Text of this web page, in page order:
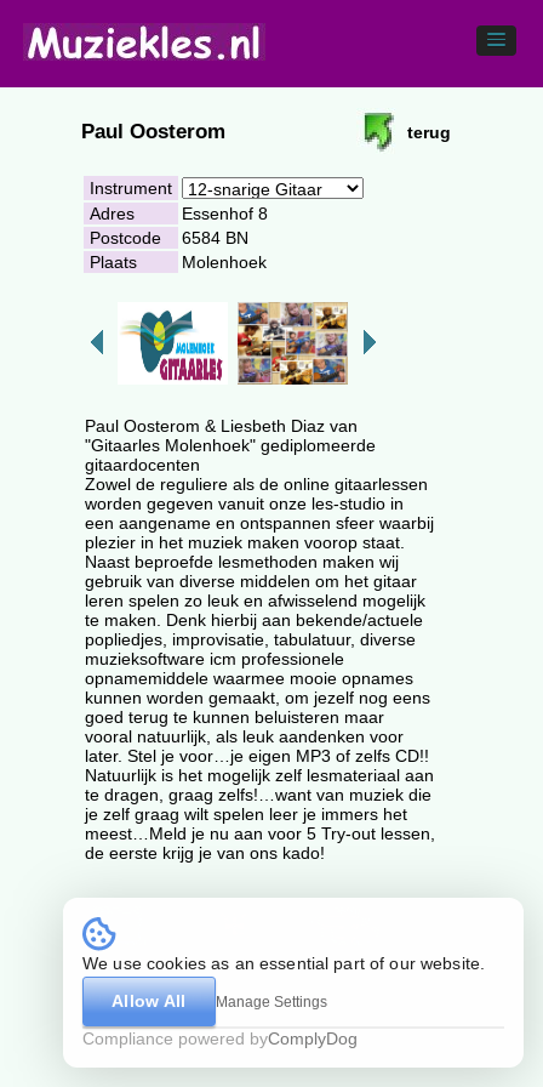
Paul Oosterom terug
Instrument
Adres
Essenhof 8
Postcode
6584 BN
Plaats
Molenhoek
Paul Oosterom & Liesbeth Diaz van
"Gitaarles Molenhoek" gediplomeerde
gitaardocenten
Zowel de reguliere als de online gitaarlessen
worden gegeven vanuit onze les-studio in
een aangename en ontspannen sfeer waarbij
plezier in het muziek maken voorop staat.
Naast beproefde lesmethoden maken wij
gebruik van diverse middelen om het gitaar
leren spelen zo leuk en afwisselend mogelijk
te maken. Denk hierbij aan bekende/actuele
popliedjes, improvisatie, tabulatuur, diverse
muzieksoftware icm professionele
opnamemiddele waarmee mooie opnames
kunnen worden gemaakt, om jezelf nog eens
goed terug te kunnen beluisteren maar
vooral natuurlijk, als leuk aandenken voor
later. Stel je voor…je eigen MP3 of zelfs CD!!
Natuurlijk is het mogelijk zelf lesmateriaal aan
te dragen, graag zelfs!…want van muziek die
je zelf graag wilt spelen leer je immers het
meest…Meld je nu aan voor 5 Try-out lessen,
de eerste krijg je van ons kado!
Algemene voorwaarden
We use cookies as an essential part of our website.
Allow All
Manage Settings
Compliance powered byComplyDog